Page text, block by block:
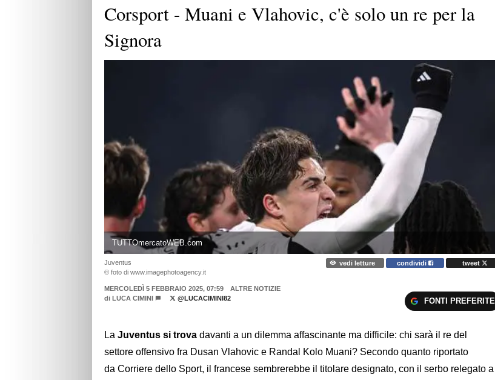
Corsport - Muani e Vlahovic, c'è solo un re per la
Signora
TUTTOmercatoWEB.com
Juventus
© foto di www.imagephotoagency.it
vedi letture condividi tweet
MERCOLEDÌ 5 FEBBRAIO 2025, 07:59
ALTRE NOTIZIE
di LUCA CIMINI @LUCACIMINI82 FONTI PREFERITE
La Juventus si trova davanti a un dilemma affascinante ma difficile: chi sarà il re del
settore offensivo fra Dusan Vlahovic e Randal Kolo Muani? Secondo quanto riportato
da Corriere dello Sport, il francese sembrerebbe il titolare designato, con il serbo relegato a